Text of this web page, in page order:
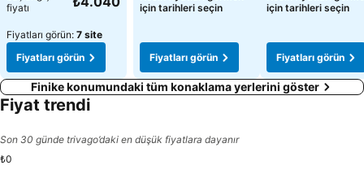
fiyatı
Fiyatları görün: 7 site
Fiyatları görün
için tarihleri seçin
Fiyatları görün
için tarihleri seçin
Fiyatları görün
Finike konumundaki tüm konaklama yerlerini göster
Fiyat trendi
Son 30 günde trivago’daki en düşük fiyatlara dayanır
₺0